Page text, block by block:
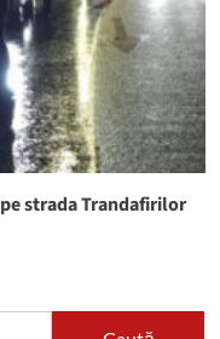
strada Trandafirilor